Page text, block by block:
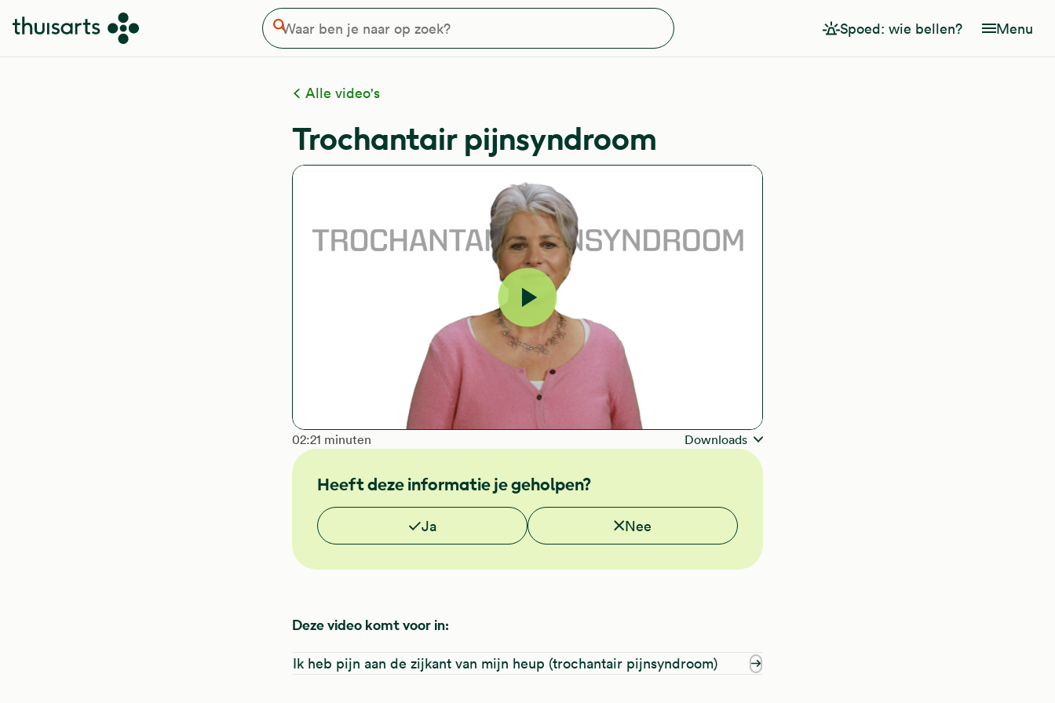
Overslaan en naar de inhoud gaan Waar ben je naar op zoek?
Zoeken Spoed: wie bellen? Menu
Alle video's
Trochantair pijnsyndroom
Video
afspelen
The length of the video is
02:21 minuten Downloads
Heeft deze informatie je geholpen?
Vond je deze informatie nuttig?
Ja Nee
Deze video komt voor in:
Ik heb pijn aan de zijkant van mijn heup (trochantair pijnsyndroom)